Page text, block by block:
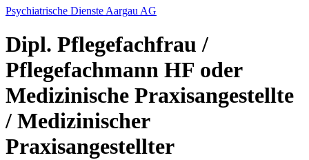
Psychiatrische Dienste Aargau AG
Dipl. Pflegefachfrau /
Pflegefachmann HF oder
Medizinische Praxisangestellte
/ Medizinischer
Praxisangestellter